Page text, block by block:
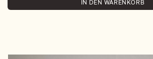
IN DEN WARENKORB